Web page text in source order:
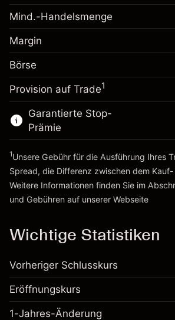
Positionswert
Positionsgröße mit
~CA$5,000.00
Geld aus Hebelwirkung ~
Zur Plattform
Margin. Ihre Investition
Anpassung der
Übernachtfinanzierung
fremdfinanzierten
Positionswert
Positionsgröße mit
~CA$5,000.00
Geld aus Hebelwirkung ~
Zur Plattform
Mind.-Handelsmenge
Margin
Börse
Provision auf Trade1
Garantierte Stop-
Prämie
1Unsere Gebühr für die Ausführung Ihres
Spread, die Differenz zwischen dem
Weitere Informationen finden Sie im
und Gebühren auf unserer Webseite
Wichtige Statistiken
Vorheriger Schlusskurs
Eröffnungskurs
1-Jahres-Änderung